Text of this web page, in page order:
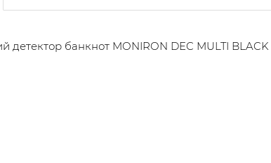
детектор банкнот MONIRON DEC MULTI BLACK